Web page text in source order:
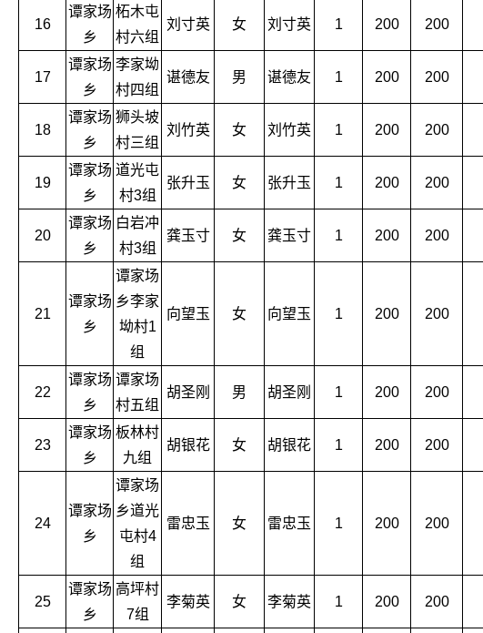
16
谭家场
乡
柘木屯
村六组
刘寸英 女 刘寸英 1 200 200
17
谭家场
乡
李家坳
村四组
谌德友 男 谌德友 1 200 200
18
谭家场
乡
狮头坡
村三组
刘竹英 女 刘竹英 1 200 200
19
谭家场
乡
道光屯
村3组
张升玉 女 张升玉 1 200 200
20
谭家场
乡
白岩冲
村3组
龚玉寸 女 龚玉寸 1 200 200
21
谭家场
乡
谭家场
乡李家
坳村1
组
向望玉 女 向望玉 1 200 200
22
谭家场
乡
谭家场
村五组
胡圣刚 男 胡圣刚 1 200 200
23
谭家场
乡
板林村
九组
胡银花 女 胡银花 1 200 200
24
谭家场
乡
谭家场
乡道光
屯村4
组
雷忠玉 女 雷忠玉 1 200 200
25
谭家场
乡
高坪村
7组
李菊英 女 李菊英 1 200 200